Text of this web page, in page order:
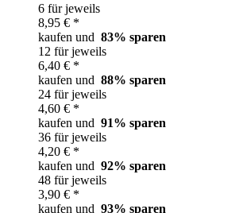
6 für jeweils
8,95 € *
kaufen und 83% sparen
12 für jeweils
6,40 € *
kaufen und 88% sparen
24 für jeweils
4,60 € *
kaufen und 91% sparen
36 für jeweils
4,20 € *
kaufen und 92% sparen
48 für jeweils
3,90 € *
kaufen und 93% sparen